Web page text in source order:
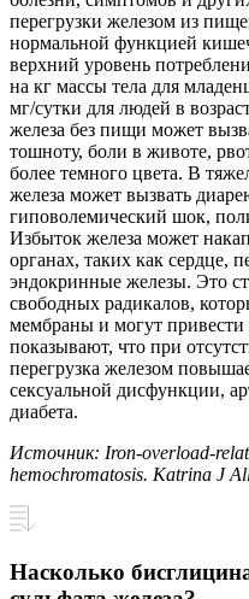
перегрузки железом из
нормальной функцией
верхний уровень
на кг массы тела для
мг/сутки для людей в
железа без пищи может
тошноту, боли в животе,
более темного цвета. В
железа может вызвать
гиповолемический шок,
Избыток железа может
органах, таких как сердце,
эндокринные железы. Это
свободных радикалов,
мембраны и могут привести
показывают, что при
перегрузка железом
сексуальной дисфункции,
диабета.
Источник: Iron-overload-
hemochromatosis. Katrina J
Насколько